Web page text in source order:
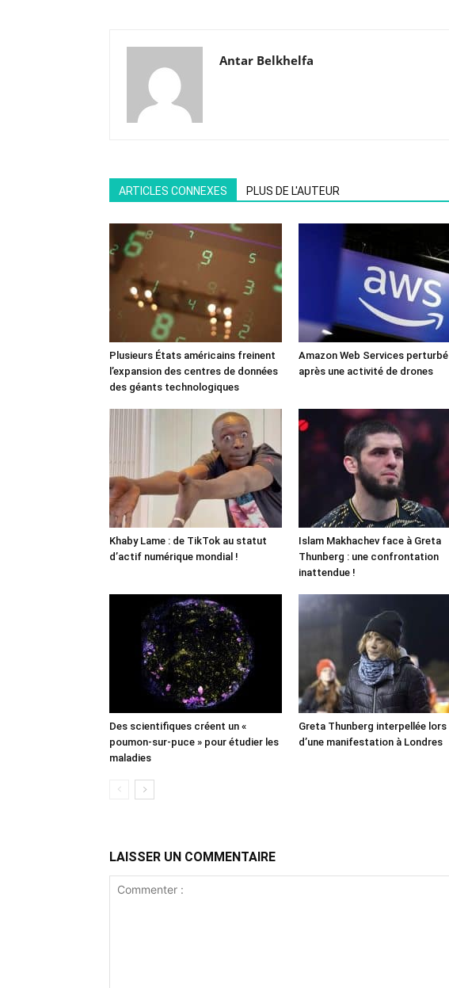
Antar Belkhelfa
ARTICLES CONNEXES PLUS DE L'AUTEUR
Plusieurs États américains freinent
l’expansion des centres de données
des géants technologiques
Amazon Web Services perturbé
après une activité de drones
Khaby Lame : de TikTok au statut
d’actif numérique mondial !
Islam Makhachev face à Greta
Thunberg : une confrontation
inattendue !
Des scientifiques créent un «
poumon-sur-puce » pour étudier les
maladies
Greta Thunberg interpellée lors
d’une manifestation à Londres
LAISSER UN COMMENTAIRE